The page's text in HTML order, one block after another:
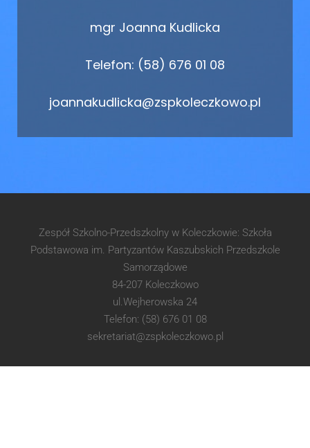
mgr Joanna Kudlicka
Telefon: (58) 676 01 08
joannakudlicka@zspkoleczkowo.pl
Zespół Szkolno-Przedszkolny w Koleczkowie: Szkoła
Podstawowa im. Partyzantów Kaszubskich Przedszkole
Samorządowe
84-207 Koleczkowo
ul.Wejherowska 24
Telefon: (58) 676 01 08
sekretariat@zspkoleczkowo.pl